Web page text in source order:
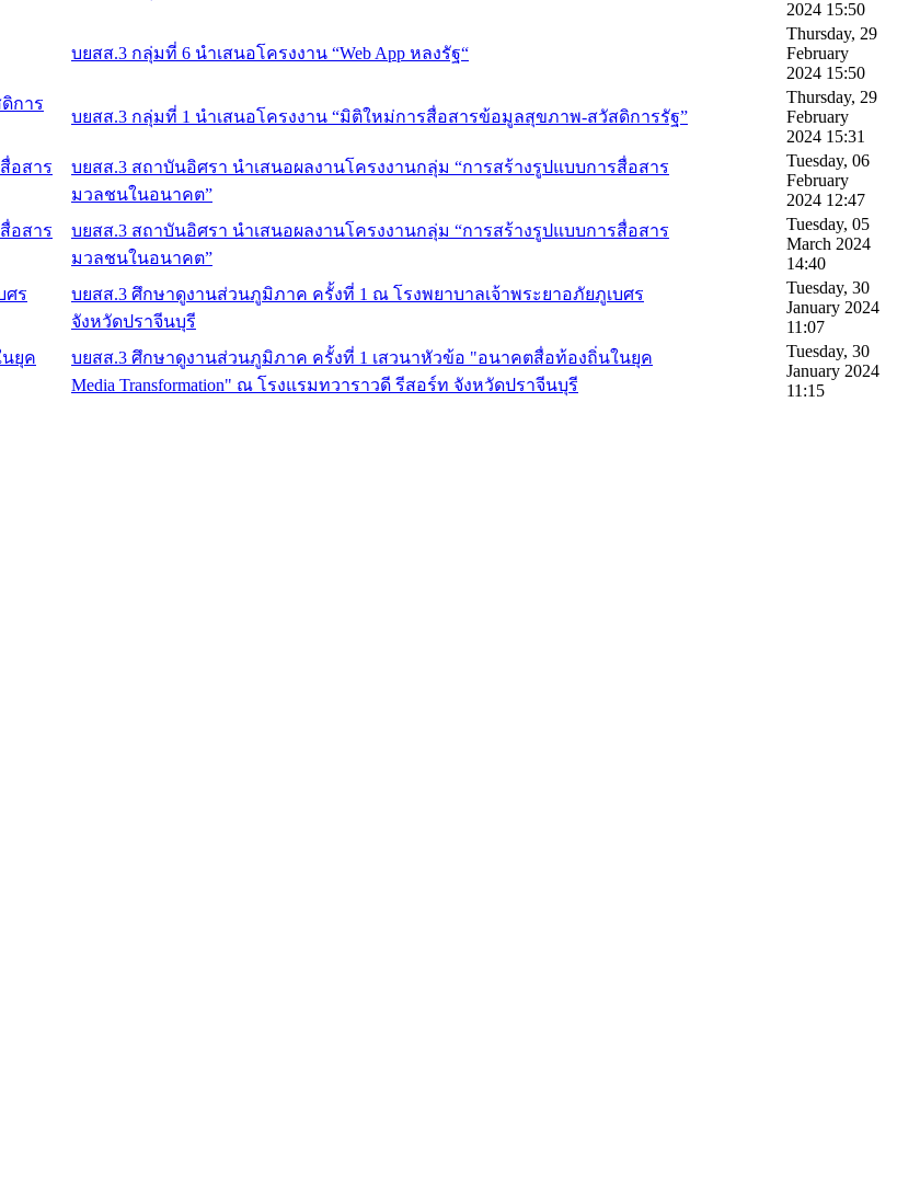
2024 15:50
บยสส.3 กลุ่มที่ 6 นำเสนอโครงงาน “Web App หลงรัฐ“
Thursday, 29
February
2024 15:50
บยสส.3 กลุ่มที่ 1 นำเสนอโครงงาน “มิติใหม่การสื่อสารข้อมูลสุขภาพ-สวัสดิการรัฐ”
Thursday, 29
February
2024 15:31
บยสส.3 สถาบันอิศรา นำเสนอผลงานโครงงานกลุ่ม “การสร้างรูปแบบการสื่อสาร
มวลชนในอนาคต”
Tuesday, 06
February
2024 12:47
บยสส.3 สถาบันอิศรา นำเสนอผลงานโครงงานกลุ่ม “การสร้างรูปแบบการสื่อสาร
มวลชนในอนาคต”
Tuesday, 05
March 2024
14:40
บยสส.3 ศึกษาดูงานส่วนภูมิภาค ครั้งที่ 1 ณ โรงพยาบาลเจ้าพระยาอภัยภูเบศร
จังหวัดปราจีนบุรี
Tuesday, 30
January 2024
11:07
บยสส.3 ศึกษาดูงานส่วนภูมิภาค ครั้งที่ 1 เสวนาหัวข้อ "อนาคตสื่อท้องถิ่นในยุค
Media Transformation" ณ โรงแรมทวาราวดี รีสอร์ท จังหวัดปราจีนบุรี
Tuesday, 30
January 2024
11:15